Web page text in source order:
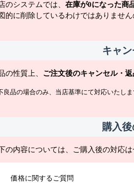
のシステムでは、 在庫が0になった商
的に削除しているわけではありません
キャ
の性質上、 ご注文後のキャンセル・
良品の場合のみ、当店基準にて対応いたしま
購入
の内容については、ご購入後の対応は
価格に関するご質問